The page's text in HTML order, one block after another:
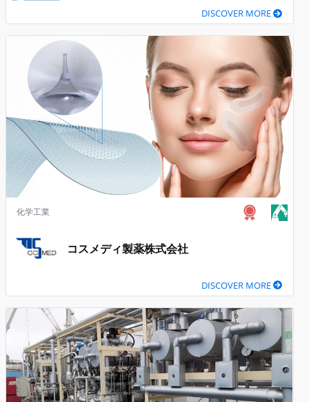
DISCOVER MORE
化学工業
コスメディ製薬株式会社
DISCOVER MORE